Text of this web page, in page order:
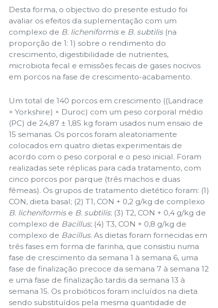
Desta forma, o objectivo do presente estudo foi
avaliar os efeitos da suplementação com um
complexo de B. licheniformis e B. subtilis (na
proporção de 1: 1) sobre o rendimento do
crescimento, digestibilidade de nutrientes,
microbiota fecal e emissões fecais de gases nocivos
em porcos na fase de crescimento-acabamento.
Um total de 140 porcos em crescimento ((Landrace
× Yorkshire) × Duroc) com um peso corporal médio
(PC) de 24,87 ± 1,85 kg foram usados num ensaio de
15 semanas. Os porcos foram aleatoriamente
colocados em quatro dietas experimentais de
acordo com o peso corporal e o peso inicial. Foram
realizadas sete réplicas para cada tratamento, com
cinco porcos por parque (três machos e duas
fêmeas). Os grupos de tratamento dietético foram: (1)
CON, dieta basal; (2) T1, CON + 0,2 g/kg de complexo
B. licheniformise B. subtilis; (3) T2, CON + 0,4 g/kg de
complexo de Bacillus; (4) T3, CON + 0,8 g/kg de
complexo de Bacillus. As dietas foram fornecidas em
três fases em forma de farinha, que consistiu numa
fase de crescimento da semana 1 à semana 6, uma
fase de finalização precoce da semana 7 à semana 12
e uma fase de finalização tardis da semana 13 à
semana 15. Os probióticos foram incluídos na dieta
sendo substituídos pela mesma quantidade de